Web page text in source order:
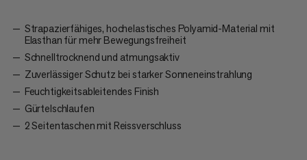
Strapazierfähiges, hochelastisches Polyamid-Material mit
Elasthan für mehr Bewegungsfreiheit
Schnelltrocknend und atmungsaktiv
Zuverlässiger Schutz bei starker Sonneneinstrahlung
Feuchtigkeitsableitendes Finish
Gürtelschlaufen
2 Seitentaschen mit Reissverschluss